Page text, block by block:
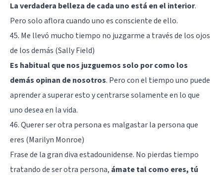
La verdadera belleza de cada uno está en el interior.
Pero solo aflora cuando uno es consciente de ello.
45. Me llevó mucho tiempo no juzgarme a través de los ojos
de los demás (Sally Field)
Es habitual que nos juzguemos solo por como los
demás opinan de nosotros. Pero con el tiempo uno puede
aprender a superar esto y centrarse solamente en lo que
uno desea en la vida.
46. Querer ser otra persona es malgastar la persona que
eres (Marilyn Monroe)
Frase de la gran diva estadounidense. No pierdas tiempo
tratando de ser otra persona, ámate tal como eres, tú